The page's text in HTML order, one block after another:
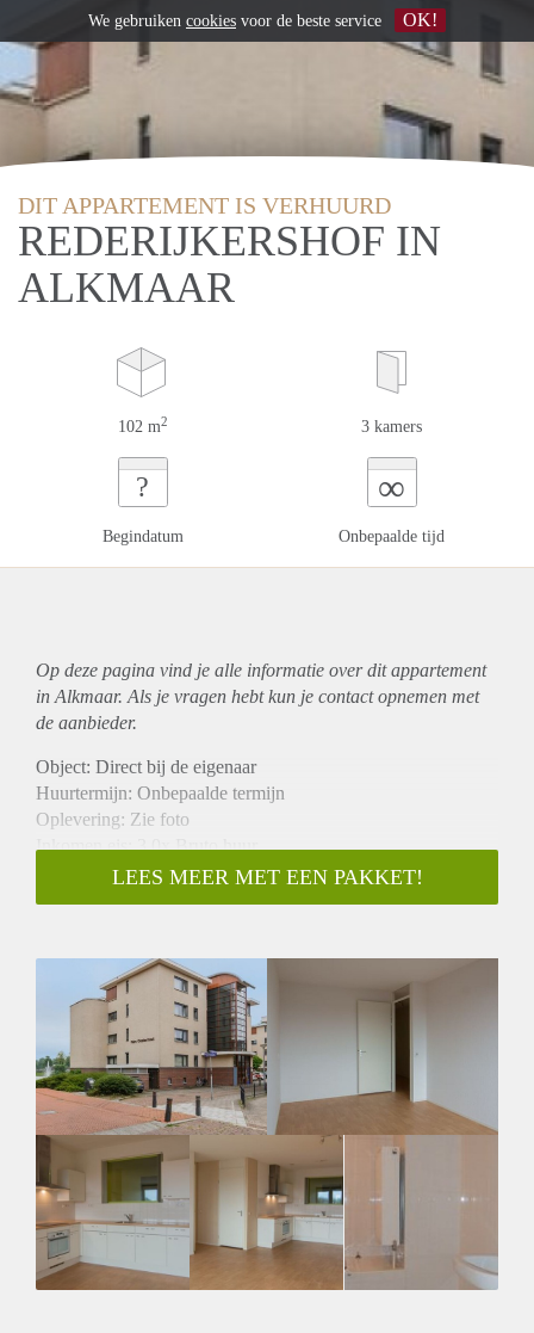
DIT APPARTEMENT IS VERHUURD
REDERIJKERSHOF IN
ALKMAAR
102 m2 3 kamers
?
Begindatum
∞
Onbepaalde tijd
Op deze pagina vind je alle informatie over ditappartement
in Alkmaar. Als je vragen hebt kun je contact opnemen met
de aanbieder.
Object: Direct bij de eigenaar
Huurtermijn: Onbepaalde termijn
Oplevering: Zie foto
Inkomen eis: 3,0x Bruto huur
Garantiestelling mogelijk: Ja
Borg: 1 Maand
Huisdieren toegestaan: Afhankelijk van de Eigenaar
Huurtoeslag grens: Nee
Geschikt voor studenten: Afhankelijk van de Eigenaar
LEES MEER MET EEN PAKKET!
We gebruiken cookies voor de beste service OK!